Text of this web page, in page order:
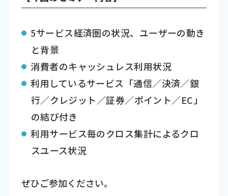
5サービス経済圏の状況、ユーザーの動き
と背景
消費者のキャッシュレス利用状況
利用しているサービス「通信／決済／銀
行／クレジット／証券／ポイント／EC」
の結び付き
利用サービス毎のクロス集計によるクロ
スユース状況
ぜひご参加ください。